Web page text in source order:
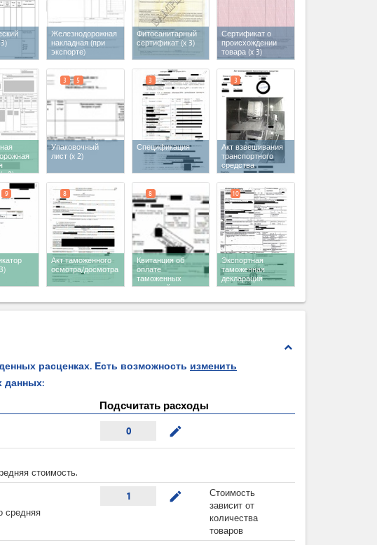
Железнодорожная
накладная (при
экспорте)
Фитосанитарный
сертификат(x 3)
Сертификат о
происхождении
товара (x 3)
2)
Упаковочный
лист(x 2)
3 5
Спецификация
3
Акт взвешивания
транспортного
средства
3
9
Акт таможенного
осмотра/досмотра
8
Квитанция об
оплате
таможенных
платежей
8
Экспортная
таможенная
декларация
10
expand_less
расценках. Есть возможность изменить
данных:
Подсчитать расходы
0 mode_edit
стоимость.
средняя
1 mode_edit
Стоимость
зависит от
количества
товаров